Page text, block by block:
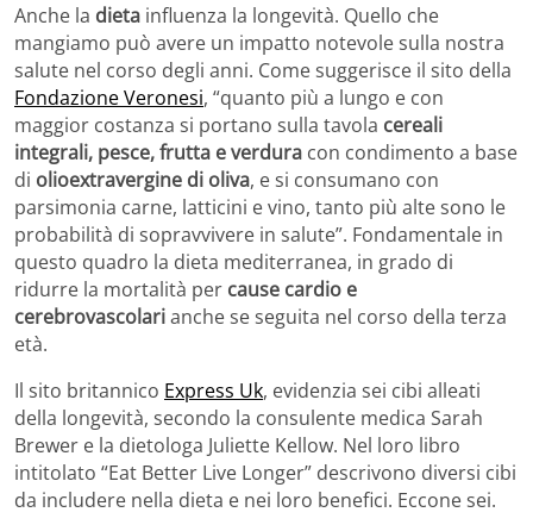
Anche la dieta influenza la longevità. Quello che
mangiamo può avere un impatto notevole sulla nostra
salute nel corso degli anni. Come suggerisce il sito della
Fondazione Veronesi, “quanto più a lungo e con
maggior costanza si portano sulla tavola cereali
integrali, pesce, frutta e verdura con condimento a base
di olioextravergine di oliva, e si consumano con
parsimonia carne, latticini e vino, tanto più alte sono le
probabilità di sopravvivere in salute”. Fondamentale in
questo quadro la dieta mediterranea, in grado di
ridurre la mortalità per cause cardio e
cerebrovascolarianche se seguita nel corso della terza
età.
Il sito britannico Express Uk, evidenzia sei cibi alleati
della longevità, secondo la consulente medica Sarah
Brewer e la dietologa Juliette Kellow. Nel loro libro
intitolato “Eat Better Live Longer” descrivono diversi cibi
da includere nella dieta e nei loro benefici. Eccone sei.